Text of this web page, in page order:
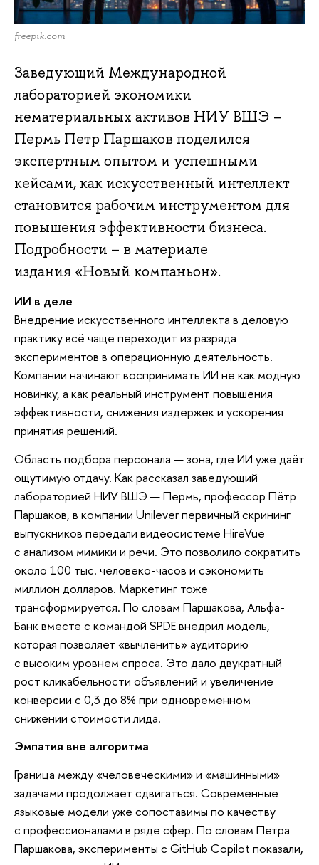
freepik.com
Заведующий Международной
лабораторией экономики
нематериальных активов НИУ ВШЭ –
Пермь Петр Паршаков поделился
экспертным опытом и успешными
кейсами, как искусственный интеллект
становится рабочим инструментом для
повышения эффективности бизнеса.
Подробности – в материале
издания «Новый компаньон».
ИИ в деле
Внедрение искусственного интеллекта в деловую
практику всё чаще переходит из разряда
экспериментов в операционную деятельность.
Компании начинают воспринимать ИИ не как модную
новинку, а как реальный инструмент повышения
эффективности, снижения издержек и ускорения
принятия решений.
Область подбора персонала — зона, где ИИ уже даёт
ощутимую отдачу. Как рассказал заведующий
лабораторией НИУ ВШЭ — Пермь, профессор Пётр
Паршаков, в компании Unilever первичный скрининг
выпускников передали видеосистеме HireVue
с анализом мимики и речи. Это позволило сократить
около 100 тыс. человеко-часов и сэкономить
миллион долларов. Маркетинг тоже
трансформируется. По словам Паршакова, Альфа-
Банк вместе с командой SPDE внедрил модель,
которая позволяет «вычленить» аудиторию
с высоким уровнем спроса. Это дало двукратный
рост кликабельности объявлений и увеличение
конверсии с 0,3 до 8% при одновременном
снижении стоимости лида.
Эмпатия вне алгоритма
Граница между «человеческими» и «машинными»
задачами продолжает сдвигаться. Современные
языковые модели уже сопоставимы по качеству
с профессионалами в ряде сфер. По словам Петра
Паршакова, эксперименты с GitHub Copilot показали,